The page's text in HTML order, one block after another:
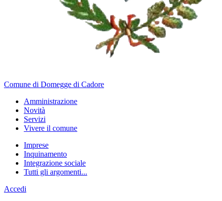
Comune di Domegge di Cadore
Amministrazione
Novità
Servizi
Vivere il comune
Imprese
Inquinamento
Integrazione sociale
Tutti gli argomenti...
Accedi